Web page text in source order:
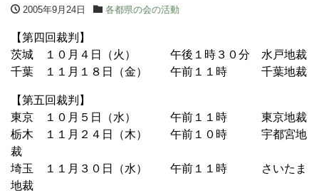
2005年9月24日 各都県の会の活動
【第四回裁判】
茨城 １０月４日（火） 午後１時３０分 水戸地裁
千葉 １１月１８日（金） 午前１１時 千葉地裁
【第五回裁判】
東京 １０月５日（水） 午前１１時 東京地裁
栃木 １１月２４日（木） 午前１０時 宇都宮地
裁
埼玉 １１月３０日（水） 午前１１時 さいたま
地裁